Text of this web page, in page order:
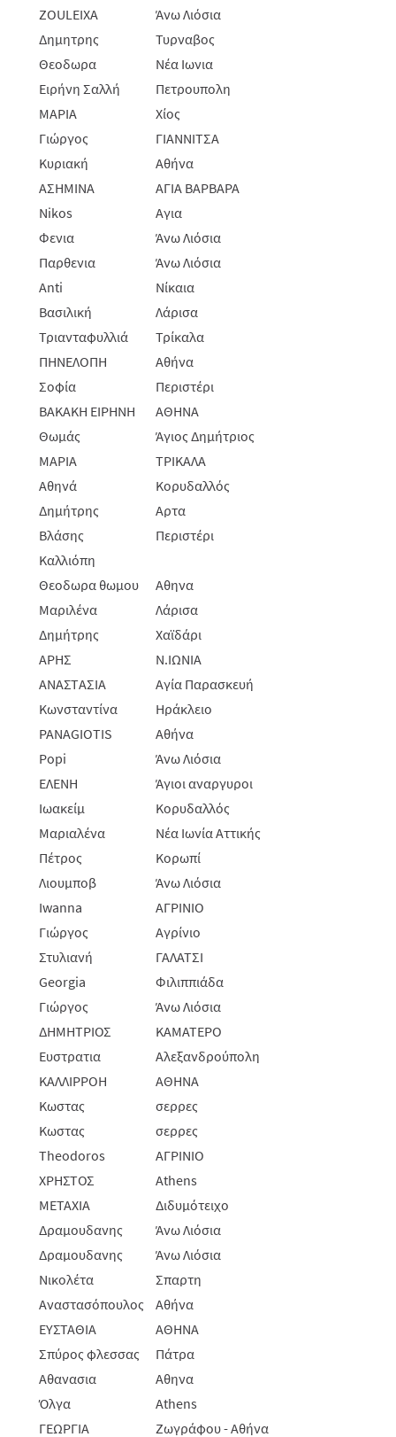
ZOULEIXA
Άνω Λιόσια
Δημητρης
Τυρναβος
Θεοδωρα
Νέα Ιωνια
Ειρήνη Σαλλή
Πετρουπολη
ΜΑΡΙΑ
Χίος
Γιώργος
ΓΙΑΝΝΙΤΣΑ
Κυριακή
Αθήνα
ΑΣΗΜΙΝΑ
ΑΓΙΑ ΒΑΡΒΑΡΑ
Nikos
Αγια
Φενια
Άνω Λιόσια
Παρθενια
Άνω Λιόσια
Anti
Νίκαια
Βασιλική
Λάρισα
Τριανταφυλλιά
Τρίκαλα
ΠΗΝΕΛΟΠΗ
Αθήνα
Σοφία
Περιστέρι
ΒΑΚΑΚΗ ΕΙΡΗΝΗ
ΑΘΗΝΑ
Θωμάς
Άγιος Δημήτριος
ΜΑΡΙΑ
ΤΡΙΚΑΛΑ
Αθηνά
Κορυδαλλός
Δημήτρης
Αρτα
Βλάσης
Περιστέρι
Καλλιόπη
Θεοδωρα θωμου
Αθηνα
Μαριλένα
Λάρισα
Δημήτρης
Χαϊδάρι
ΑΡΗΣ
Ν.ΙΩΝΙΑ
AΝAΣΤAΣΙA
Αγία Παρασκευή
Κωνσταντίνα
Ηράκλειο
PANAGIOTIS
Αθήνα
Popi
Άνω Λιόσια
ΕΛΕΝΗ
Άγιοι αναργυροι
Ιωακείμ
Κορυδαλλός
Μαριαλένα
Νέα Ιωνία Αττικής
Πέτρος
Κορωπί
Λιουμποβ
Άνω Λιόσια
Iwanna
ΑΓΡΙΝΙΟ
Γιώργος
Αγρίνιο
Στυλιανή
ΓΑΛΑΤΣΙ
Georgia
Φιλιππιάδα
Γιώργος
Άνω Λιόσια
ΔΗΜΗΤΡΙΟΣ
ΚΑΜΑΤΕΡΟ
Ευστρατια
Αλεξανδρούπολη
ΚΑΛΛΙΡΡΟΗ
ΑΘΗΝΑ
Κωστας
σερρες
Κωστας
σερρες
Theodoros
ΑΓΡΙΝΙΟ
ΧΡΗΣΤΟΣ
Athens
METAXIA
Διδυμότειχο
Δραμουδανης
Άνω Λιόσια
Δραμουδανης
Άνω Λιόσια
Νικολέτα
Σπαρτη
Αναστασόπουλος
Αθήνα
ΕΥΣΤΑΘΙΑ
ΑΘΗΝΑ
Σπύρος φλεσσας
Πάτρα
Αθανασια
Αθηνα
Όλγα
Athens
ΓΕΩΡΓΙΑ
Ζωγράφου - Αθήνα